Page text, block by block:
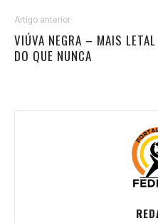
Artigo anterior
VIÚVA NEGRA – MAIS LETAL
DO QUE NUNCA